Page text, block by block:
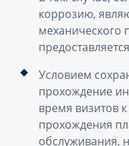
коррозию,
механического
Условием
прохождение
время визитов
прохождения
обслуживания,